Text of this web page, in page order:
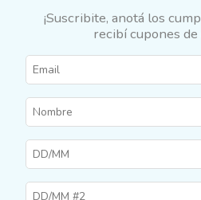
Filtrar
¡Suscribite, anotá los
recibí cupones